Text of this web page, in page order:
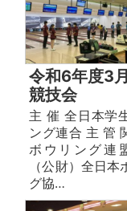
令和6年度3
競技会
主 催 全日本学
ング連合 主 管
ボウリング連
（公財）全日本
グ協…